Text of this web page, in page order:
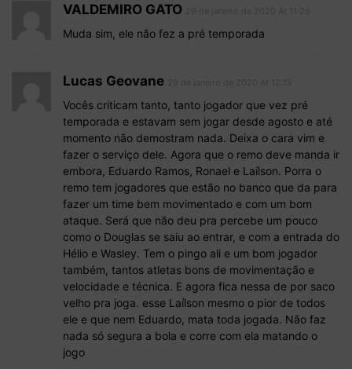
VALDEMIRO GATO
Muda sim, ele não fez a pré temporada
Lucas Geovane
Vocês criticam tanto, tanto jogador que vez pré
temporada e estavam sem jogar desde agosto e até
momento não demostram nada. Deixa o cara vim e
fazer o serviço dele. Agora que o remo deve manda ir
embora, Eduardo Ramos, Ronael e Laílson. Porra o
remo tem jogadores que estão no banco que da para
fazer um time bem movimentado e com um bom
ataque. Será que não deu pra percebe um pouco
como o Douglas se saiu ao entrar, e com a entrada do
Hélio e Wasley. Tem o pingo ali e um bom jogador
também, tantos atletas bons de movimentação e
velocidade e técnica. E agora fica nessa de por saco
velho pra joga. esse Laílson mesmo o pior de todos
ele e que nem Eduardo, mata toda jogada. Não faz
nada só segura a bola e corre com ela matando o
jogo